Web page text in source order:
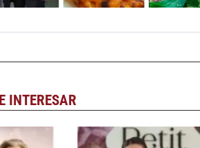
INTERESAR